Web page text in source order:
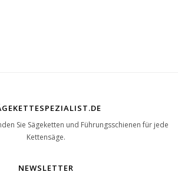
Sie Sägeketten und Führungsschienen für jede
Kettensäge.
NEWSLETTER